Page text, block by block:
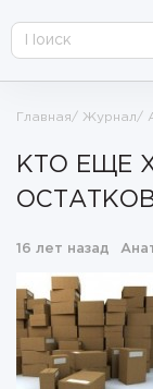
Главная Журнал
КТО ЕЩЕ
16 лет назад